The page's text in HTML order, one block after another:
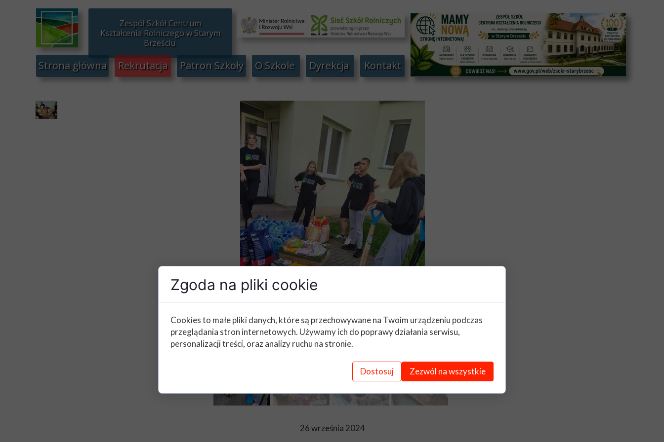
26 września 2024
Rekrutacja Dyrekcja
Strona główna Kontakt
O Szkole
Patron Szkoły
Zespół Szkół Centrum
Kształcenia Rolniczego w Starym
Brześciu
Zgoda na pliki cookie
Cookies to małe pliki danych, które są przechowywane na Twoim urządzeniu podczas
przeglądania stron internetowych. Używamy ich do poprawy działania serwisu,
personalizacji treści, oraz analizy ruchu na stronie.
Dostosuj Zezwól na wszystkie